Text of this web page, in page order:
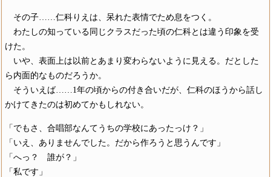
その子……仁科りえは、呆れた表情でため息をつく。
わたしの知っている同じクラスだった頃の仁科とは違う印象を受
けた。
いや、表面上は以前とあまり変わらないように見える。だとした
ら内面的なものだろうか。
そういえば……1年の頃からの付き合いだが、仁科のほうから話し
かけてきたのは初めてかもしれない。
「でもさ、合唱部なんてうちの学校にあったっけ？」
「いえ、ありませんでした。だから作ろうと思うんです」
「へっ？ 誰が？」
「私です」